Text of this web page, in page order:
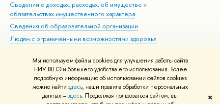
Мы используем файлы cookies для улучшения работы сайта
НИУ ВШЭ и большего удобства его использования. Более
подробную информацию об использовании файлов cookies
можно найти здесь, наши правила обработки персональных
данных –здесь. Продолжая пользоваться сайтом, вы
✖
Сведения о доходах, расходах, об имуществе и
обязательствах имущественного характера
Сведения об образовательной организации
Людям с ограниченными возможностями здоровья
Работа в Вышке